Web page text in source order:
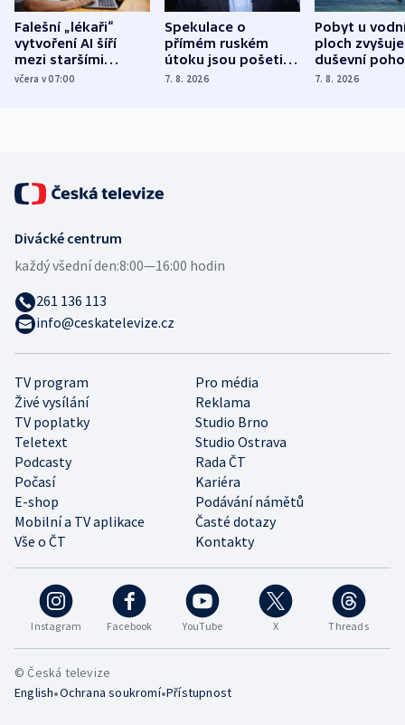
Falešní „lékaři“
vytvoření AI šíří
mezi staršími
Poláky nebezpečné
včera v 07:00
Spekulace o
přímém ruském
útoku jsou pošetilé,
míní estonský
7. 8. 2026
Pobyt u
ploch zvyšuje
duševní
ukázala
7. 8. 2026
Instagram Facebook YouTube X Threads
TV program
Pro média
Živé vysílání
Reklama
TV poplatky
Studio Brno
Teletext
Studio Ostrava
Podcasty
Rada ČT
Počasí
Kariéra
E-shop
Podávání námětů
Mobilní a TV aplikace
Časté dotazy
Vše o ČT
Kontakty
Divácké centrum
každý všední den:8:00—16:00 hodin
261 136 113
info@ceskatelevize.cz
© Česká televize
English•Ochrana soukromí•Přístupnost